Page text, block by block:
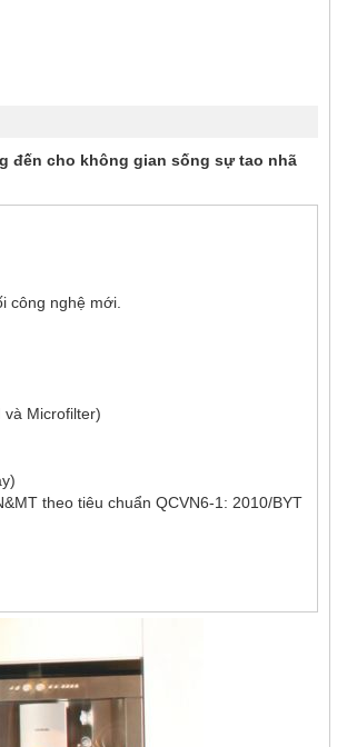
đến cho không gian sống sự tao nhã
công nghệ mới.
Microfilter)
theo tiêu chuẩn QCVN6-1: 2010/BYT